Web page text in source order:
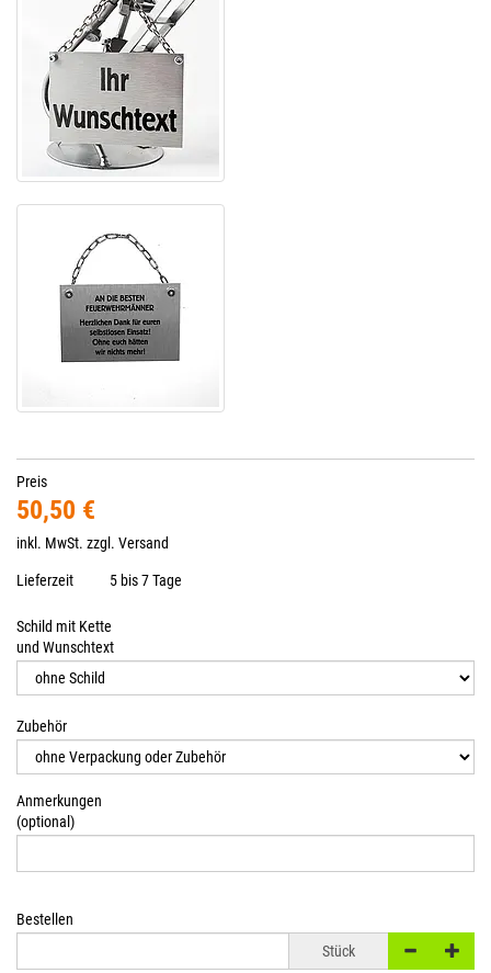
Preis
50,50 €
inkl. MwSt. zzgl. Versand
Lieferzeit 5 bis 7 Tage
Schild mit Kette
und Wunschtext
Zubehör
Anmerkungen
(optional)
Bestellen
Stück